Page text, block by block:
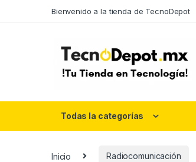
Bienvenido a la tienda de TecnoDepot
Todas la categorías
Inicio Radiocomunicación